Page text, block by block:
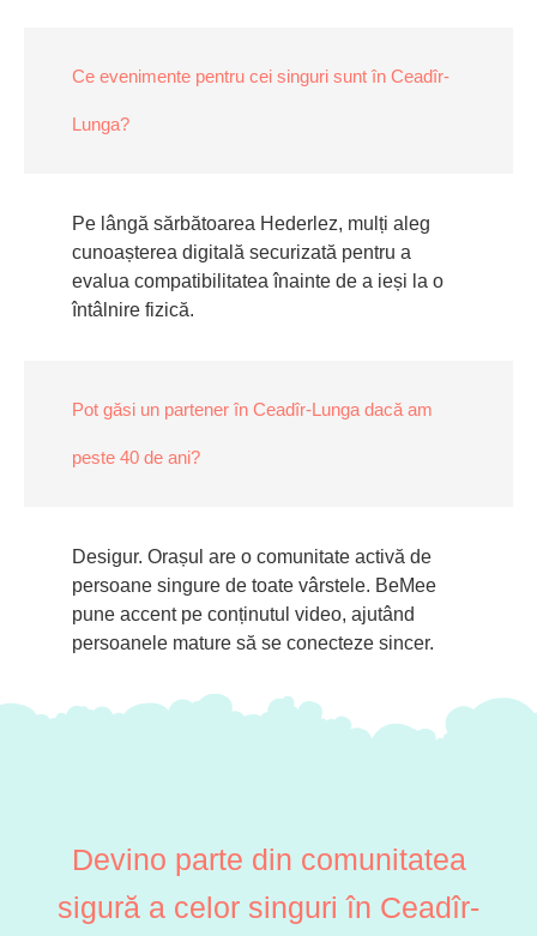
Ce evenimente pentru cei singuri sunt în Ceadîr-
Lunga?
Pe lângă sărbătoarea Hederlez, mulți aleg
cunoașterea digitală securizată pentru a
evalua compatibilitatea înainte de a ieși la o
întâlnire fizică.
Pot găsi un partener în Ceadîr-Lunga dacă am
peste 40 de ani?
Desigur. Orașul are o comunitate activă de
persoane singure de toate vârstele. BeMee
pune accent pe conținutul video, ajutând
persoanele mature să se conecteze sincer.
Devino parte din comunitatea
sigură a celor singuri în Ceadîr-